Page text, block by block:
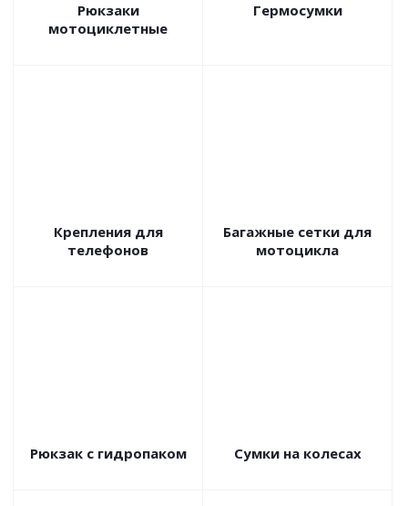
Рюкзаки
мотоциклетные
Гермосумки
Крепления для
телефонов
Багажные сетки для
мотоцикла
Рюкзак с гидропаком Сумки на колесах